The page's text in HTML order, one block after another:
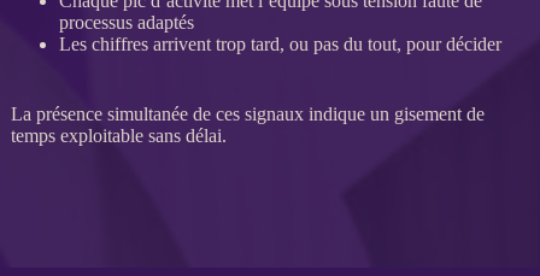
processusadaptés
Les chiffres arrivent trop tard, ou pas du tout, pour décider
La présence simultanée de ces signaux indique un gisement de
temps exploitable sans délai.